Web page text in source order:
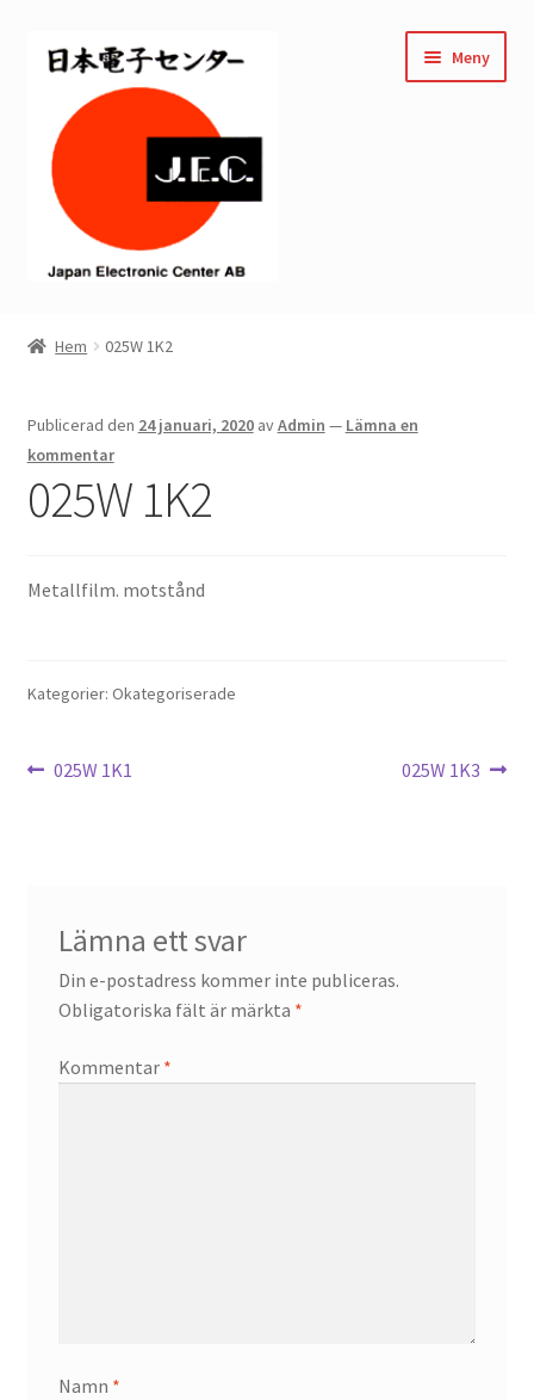
Hoppa
till
navigering
Hoppa
till
innehåll
Meny
Mitt konto
Varukorg
Hem 025W 1K2
Publicerad den 24 januari, 2020 avAdmin — Lämna en
kommentar
025W 1K2
Metallfilm. motstånd
Kategorier: Okategoriserade
Inläggsnavigering
Föregående
025W 1K1
Nästa
025W 1K3
Lämna ett svar
Din e-postadress kommer inte publiceras.
Obligatoriska fält är märkta *
Kommentar *
Namn *